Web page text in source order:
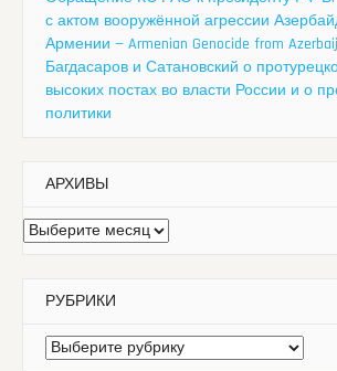
с актом вооружённой агрессии
Армении — Armenian Genocide from
Багдасаров и Сатановский о
высоких постах во власти России и о
политики
АРХИВЫ
Архивы
РУБРИКИ
Рубрики